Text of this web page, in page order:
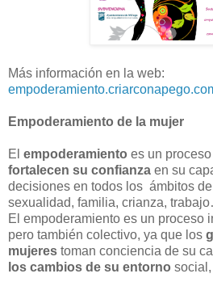
Más información en la web:
Empoderamiento de la mujer
El empoderamiento es un
fortalecen su confianza en su
decisiones en todos los ámbitos
sexualidad, familia, crianza,
El empoderamiento es un proceso
pero también colectivo, ya que los
mujeres toman conciencia de su
los cambios de su entorno